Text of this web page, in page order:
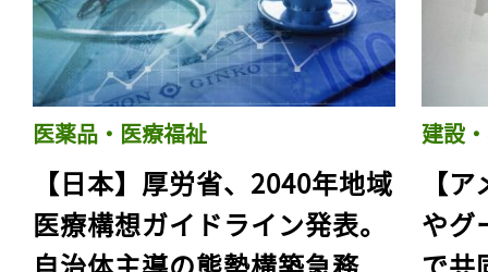
医薬品・医療福祉
【日本】厚労省、2040年地域
医療構想ガイドライン発表。
建設
【
やグ